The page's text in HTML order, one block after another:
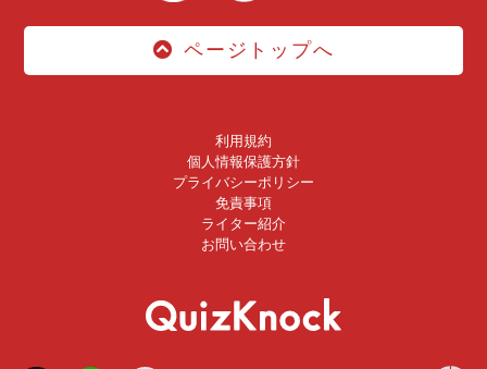
ページトップへ
利用規約
個人情報保護方針
プライバシーポリシー
免責事項
ライター紹介
お問い合わせ